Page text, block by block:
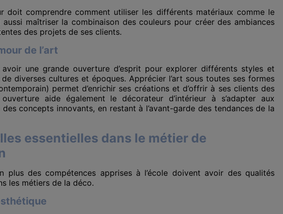
doit comprendre comment utiliser les différents matériaux comme le
maîtriser la combinaison des couleurs pour créer des ambiances
des projets de ses clients.
de l’art
une grande ouverture d’esprit pour explorer différents styles et
diverses cultures et époques. Apprécier l’art sous toutes ses formes
permet d’enrichir ses créations et d’offrir à ses clients des
aide également le décorateur d’intérieur à s’adapter aux
concepts innovants, en restant à l’avant-garde des tendances de la
essentielles dans le métier de
plus des compétences apprises à l’école doivent avoir des qualités
les métiers de la déco.